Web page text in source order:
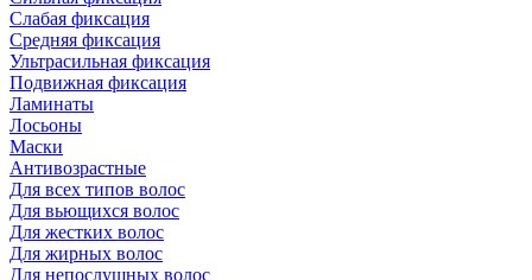
Слабая фиксация
Средняя фиксация
Ультрасильная фиксация
Подвижная фиксация
Ламинаты
Лосьоны
Маски
Антивозрастные
Для всех типов волос
Для вьющихся волос
Для жестких волос
Для жирных волос
Для непослушных волос